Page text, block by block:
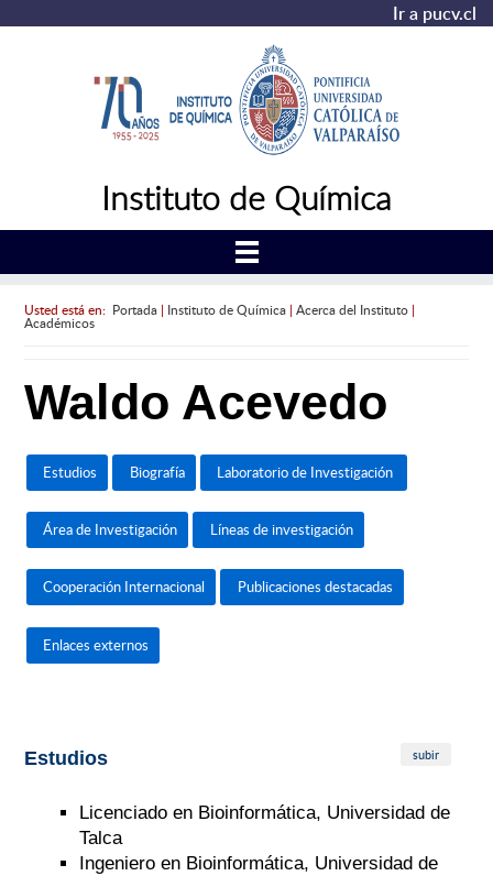
Ir a pucv.cl
Instituto de Química
Usted está en: Portada| Instituto de Química| Acerca del Instituto|
Académicos
Waldo Acevedo
Estudios Biografía Laboratorio de Investigación
Área de Investigación Líneas de investigación
Cooperación Internacional Publicaciones destacadas
Enlaces externos
Estudios subir
Licenciado en Bioinformática, Universidad de
Talca
Ingeniero en Bioinformática, Universidad de